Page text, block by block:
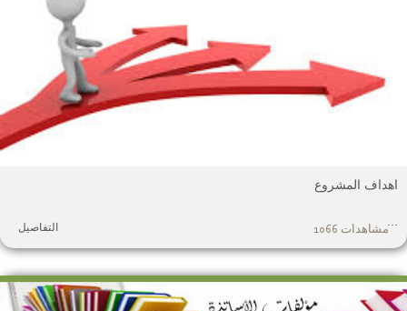
المشروع
مشاهدات 1066 التفاصيل